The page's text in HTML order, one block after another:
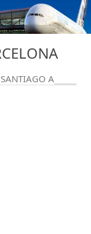
A